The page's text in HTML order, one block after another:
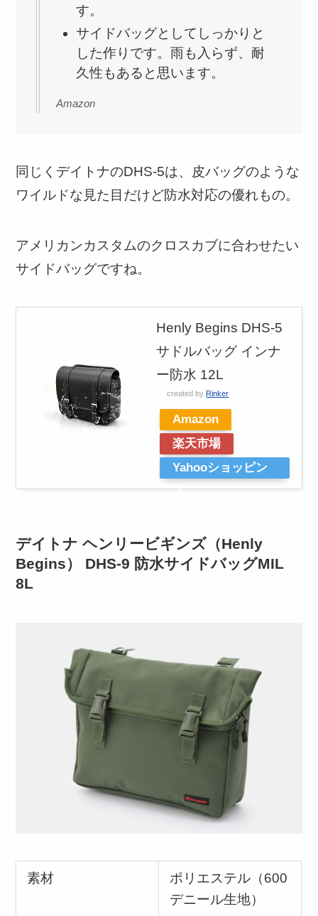
す。
サイドバッグとしてしっかりと
した作りです。雨も入らず、耐
久性もあると思います。
Amazon
同じくデイトナのDHS-5は、皮バッグのような
ワイルドな見た目だけど防水対応の優れもの。
アメリカンカスタムのクロスカブに合わせたい
サイドバッグですね。
Henly Begins DHS-5
サドルバッグ インナ
ー防水 12L
created by Rinker
Amazon
楽天市場
Yahooショッピン
グ
デイトナ ヘンリービギンズ（Henly
Begins） DHS-9 防水サイドバッグMIL
8L
素材
ポリエステル（600
デニール生地）